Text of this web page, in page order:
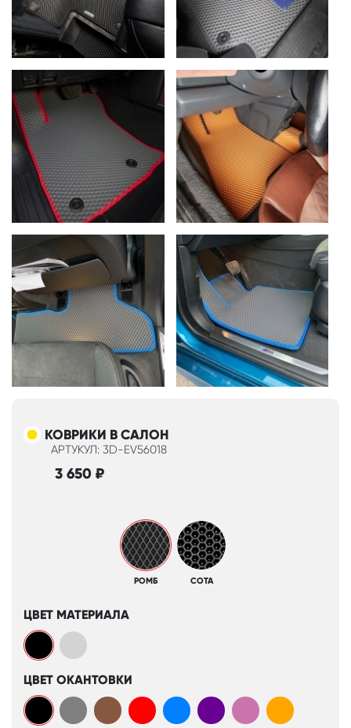
КОВРИКИ В САЛОН
АРТУКУЛ: 3D-EV56018
3 650 ₽
РОМБ СОТА
ЦВЕТ МАТЕРИАЛА
ЦВЕТ ОКАНТОВКИ